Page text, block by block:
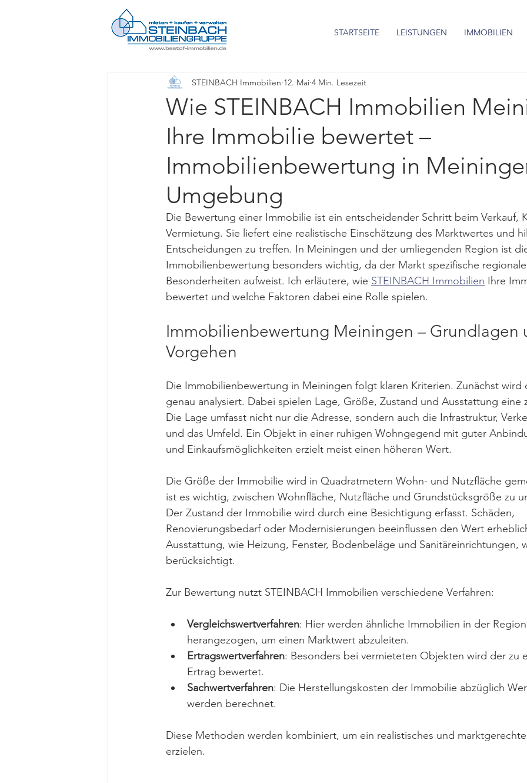
STARTSEITE LEISTUNGEN IMMOBILIEN
Wie STEINBACH Immobilien
Ihre Immobilie bewertet –
Immobilienbewertung in
Umgebung
STEINBACH Immobilien 12. Mai 4 Min. Lesezeit
Die Bewertung einer Immobilie ist ein entscheidender Schritt beim Verkauf,
Vermietung. Sie liefert eine realistische Einschätzung des Marktwertes und
Entscheidungen zu treffen. In Meiningen und der umliegenden Region ist
Immobilienbewertung besonders wichtig, da der Markt spezifische
Besonderheiten aufweist. Ich erläutere, wie STEINBACH Immobilien Ihre
bewertet und welche Faktoren dabei eine Rolle spielen.
Immobilienbewertung Meiningen – Grundlagen
Vorgehen
Die Immobilienbewertung in Meiningen folgt klaren Kriterien. Zunächst
genau analysiert. Dabei spielen Lage, Größe, Zustand und Ausstattung eine
Die Lage umfasst nicht nur die Adresse, sondern auch die Infrastruktur,
und das Umfeld. Ein Objekt in einer ruhigen Wohngegend mit guter
und Einkaufsmöglichkeiten erzielt meist einen höheren Wert.
Die Größe der Immobilie wird in Quadratmetern Wohn- und Nutzfläche
ist es wichtig, zwischen Wohnfläche, Nutzfläche und Grundstücksgröße zu
Der Zustand der Immobilie wird durch eine Besichtigung erfasst. Schäden,
Renovierungsbedarf oder Modernisierungen beeinflussen den Wert
Ausstattung, wie Heizung, Fenster, Bodenbeläge und Sanitäreinrichtungen,
berücksichtigt.
Zur Bewertung nutzt STEINBACH Immobilien verschiedene Verfahren:
Vergleichswertverfahren: Hier werden ähnliche Immobilien in der
herangezogen, um einen Marktwert abzuleiten.
Ertragswertverfahren: Besonders bei vermieteten Objekten wird der zu
Ertrag bewertet.
Sachwertverfahren: Die Herstellungskosten der Immobilie abzüglich
werden berechnet.
Diese Methoden werden kombiniert, um ein realistisches und
erzielen.